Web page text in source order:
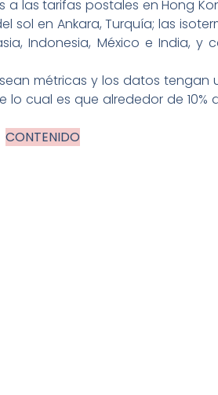
las tarifas postales en Hong
sol en Ankara, Turquía; las
Indonesia, México e India, y
métricas y los datos tengan
cual es que alrededor de 10%
CONTENIDO